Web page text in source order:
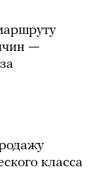
—
класса